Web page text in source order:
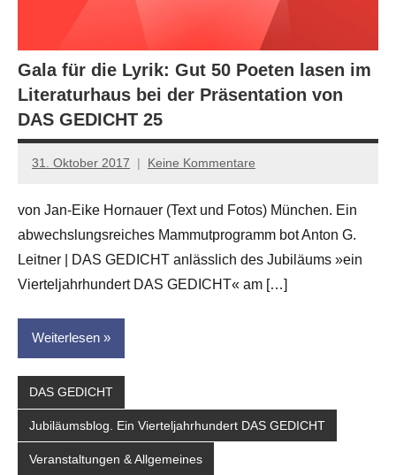
Gala für die Lyrik: Gut 50 Poeten lasen im
Literaturhaus bei der Präsentation von
DAS GEDICHT 25
31. Oktober 2017
Jan-
Hornauer
für
dasgedichtblog
Keine Kommentare
von Jan-Eike Hornauer (Text und Fotos) München. Ein
abwechslungsreiches Mammutprogramm bot Anton G.
Leitner | DAS GEDICHT anlässlich des Jubiläums »ein
Vierteljahrhundert DAS GEDICHT« am […]
Weiterlesen
DAS GEDICHT
Jubiläumsblog. Ein Vierteljahrhundert DAS GEDICHT
Veranstaltungen & Allgemeines